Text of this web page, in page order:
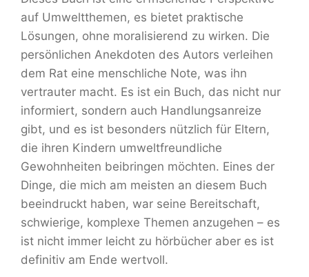
auf Umweltthemen, es bietet praktische
Lösungen, ohne moralisierend zu wirken. Die
persönlichen Anekdoten des Autors verleihen
dem Rat eine menschliche Note, was ihn
vertrauter macht. Es ist ein Buch, das nicht nur
informiert, sondern auch Handlungsanreize
gibt, und es ist besonders nützlich für Eltern,
die ihren Kindern umweltfreundliche
Gewohnheiten beibringen möchten. Eines der
Dinge, die mich am meisten an diesem Buch
beeindruckt haben, war seine Bereitschaft,
schwierige, komplexe Themen anzugehen – es
ist nicht immer leicht zu hörbücher aber es ist
definitiv am Ende wertvoll.